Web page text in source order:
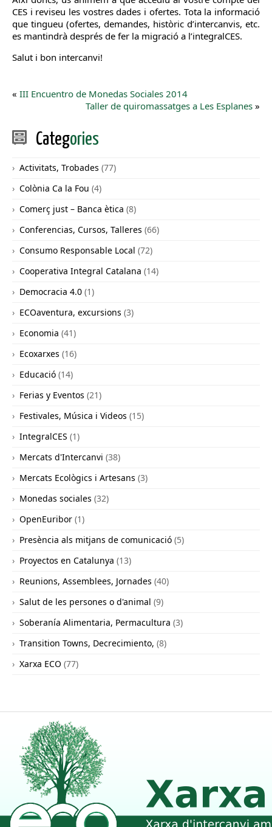
CES i reviseu les vostres dades i ofertes. Tota la informació
que tingueu (ofertes, demandes, històric d’intercanvis, etc.
es mantindrà després de fer la migració a l’integralCES.
Salut i bon intercanvi!
« III Encuentro de Monedas Sociales 2014
Taller de quiromassatges a Les Esplanes »
Categories
Activitats, Trobades (77)
Colònia Ca la Fou (4)
Comerç just – Banca ètica (8)
Conferencias, Cursos, Talleres (66)
Consumo Responsable Local (72)
Cooperativa Integral Catalana (14)
Democracia 4.0 (1)
ECOaventura, excursions (3)
Economia (41)
Ecoxarxes (16)
Educació (14)
Ferias y Eventos (21)
Festivales, Música i Videos (15)
IntegralCES (1)
Mercats d'Intercanvi (38)
Mercats Ecològics i Artesans (3)
Monedas sociales (32)
OpenEuribor (1)
Presència als mitjans de comunicació (5)
Proyectos en Catalunya (13)
Reunions, Assemblees, Jornades (40)
Salut de les persones o d'animal (9)
Soberanía Alimentaria, Permacultura (3)
Transition Towns, Decrecimiento, (8)
Xarxa ECO (77)